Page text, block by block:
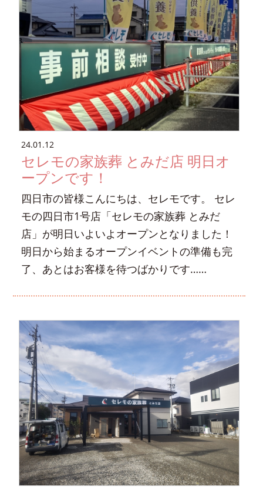
24.01.12
セレモの家族葬 とみだ店 明日オ
ープンです！
四日市の皆様こんにちは、セレモです。 セレ
モの四日市1号店「セレモの家族葬 とみだ
店」が明日いよいよオープンとなりました！
明日から始まるオープンイベントの準備も完
了、あとはお客様を待つばかりです……